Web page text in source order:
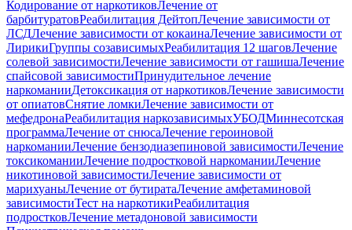
Кодирование от наркотиковЛечение от
барбитуратовРеабилитация ДейтопЛечение зависимости от
ЛСДЛечение зависимости от кокаинаЛечение зависимости от
ЛирикиГруппы созависимыхРеабилитация 12 шаговЛечение
солевой зависимостиЛечение зависимости от гашишаЛечение
спайсовой зависимостиПринудительное лечение
наркоманииДетоксикация от наркотиковЛечение зависимости
от опиатовСнятие ломкиЛечение зависимости от
мефедронаРеабилитация наркозависимыхУБОДМиннесотская
программаЛечение от снюсаЛечение героиновой
наркоманииЛечение бензодиазепиновой зависимостиЛечение
токсикоманииЛечение подростковой наркоманииЛечение
никотиновой зависимостиЛечение зависимости от
марихуаныЛечение от бутиратаЛечение амфетаминовой
зависимостиТест на наркотикиРеабилитация
подростковЛечение метадоновой зависимости